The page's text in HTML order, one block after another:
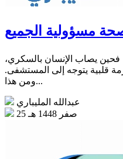
مسؤولية الجميع
فحين يصاب الإنسان بالسكري،
قلبية يتوجه إلى المستشفى.
ومن هذا...
عبدالله المليباري
25 صفر 1448 هـ